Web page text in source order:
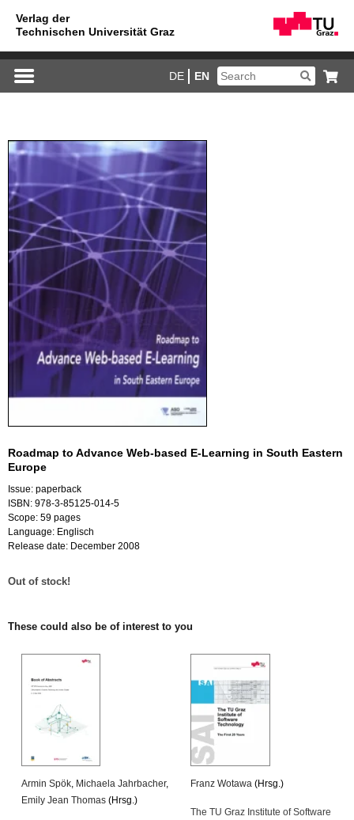
DE EN
Roadmap to Advance Web-based E-Learning in South Eastern
Europe
Issue: paperback
ISBN: 978-3-85125-014-5
Scope: 59 pages
Language: Englisch
Release date: December 2008
Out of stock!
These could also be of interest to you
Armin Spök, Michaela Jahrbacher,
Emily Jean Thomas (Hrsg.)
Franz Wotawa (Hrsg.)
The TU Graz Institute of Software